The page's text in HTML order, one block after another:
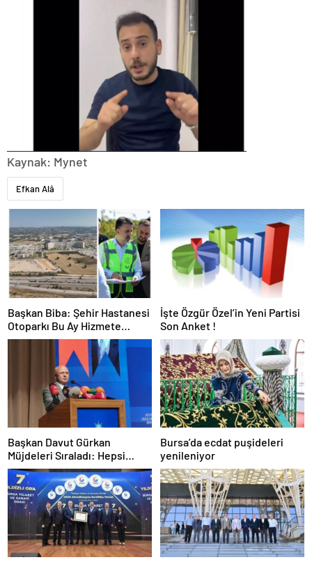
Kaynak: Mynet
Efkan Alâ
Başkan Biba: Şehir Hastanesi
Otoparkı Bu Ay Hizmete
Açılacak
İşte Özgür Özel’in Yeni Partisi
Son Anket !
Başkan Davut Gürkan
Müjdeleri Sıraladı: Hepsi
Yakında Hizmete Giriyor !
Bursa’da ecdat puşideleri
yenileniyor